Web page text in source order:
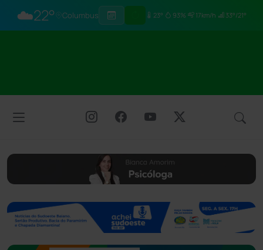
☁️22° Columbus 23° 93% 17km/h 33°/21°